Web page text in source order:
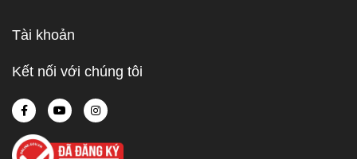
Tài khoản
Kết nối với chúng tôi